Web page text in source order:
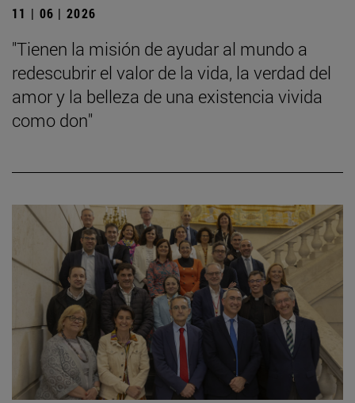
11 | 06 | 2026
"Tienen la misión de ayudar al mundo a
redescubrir el valor de la vida, la verdad del
amor y la belleza de una existencia vivida
como don"